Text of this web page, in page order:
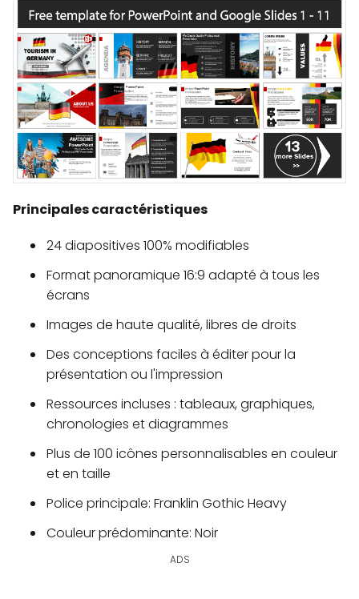
Principales caractéristiques
24 diapositives 100% modifiables
Format panoramique 16:9 adapté à tous les
écrans
Images de haute qualité, libres de droits
Des conceptions faciles à éditer pour la
présentation ou l'impression
Ressources incluses : tableaux, graphiques,
chronologies et diagrammes
Plus de 100 icônes personnalisables en couleur
et en taille
Police principale: Franklin Gothic Heavy
Couleur prédominante: Noir
ADS